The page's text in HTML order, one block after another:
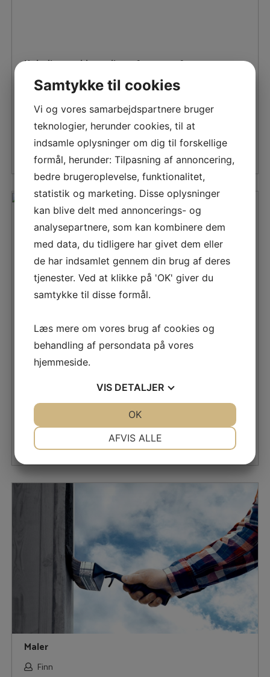
eget?
Køb dine møbler online – fx sovesofaer
Rikke
Køb
dine
møbler
–
fx
sovesofaer
Køb PBJ møbler online Der er mange forskellige
webshops, der sælger møbler online, eksempelvis PBJ
møbler. Vi har fundet en...
Møbler Odense
Kommentarer lukket
Møbler
Mistral møbler Hos denne webshop finder du et stort
udvalg af Mistral tv møbel. Jeg fandt dette firma da
jeg...
Maler
Finn
Samtykke til cookies
Vi og vores samarbejdspartnere bruger
teknologier, herunder cookies, til at
indsamle oplysninger om dig til forskellige
formål, herunder: Tilpasning af annoncering,
bedre brugeroplevelse, funktionalitet,
statistik og marketing. Disse oplysninger
kan blive delt med annoncerings- og
analysepartnere, som kan kombinere dem
med data, du tidligere har givet dem eller
de har indsamlet gennem din brug af deres
tjenester. Ved at klikke på 'OK' giver du
samtykke til disse formål.
Læs mere om vores brug af cookies og
behandling af persondata på vores
hjemmeside.
VIS DETALJER
AFVIS ALLE
OK